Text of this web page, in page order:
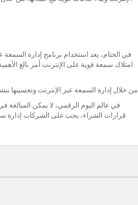
في الختام، يعد استخدام برنامج إدارة السمعة
من خلال إدارة السمعة عبر الإنترنت وتحسينها
في عالم اليوم الرقمي، لا يمكن المبالغة
قرارات الشراء، يجب على الشركات إدارة